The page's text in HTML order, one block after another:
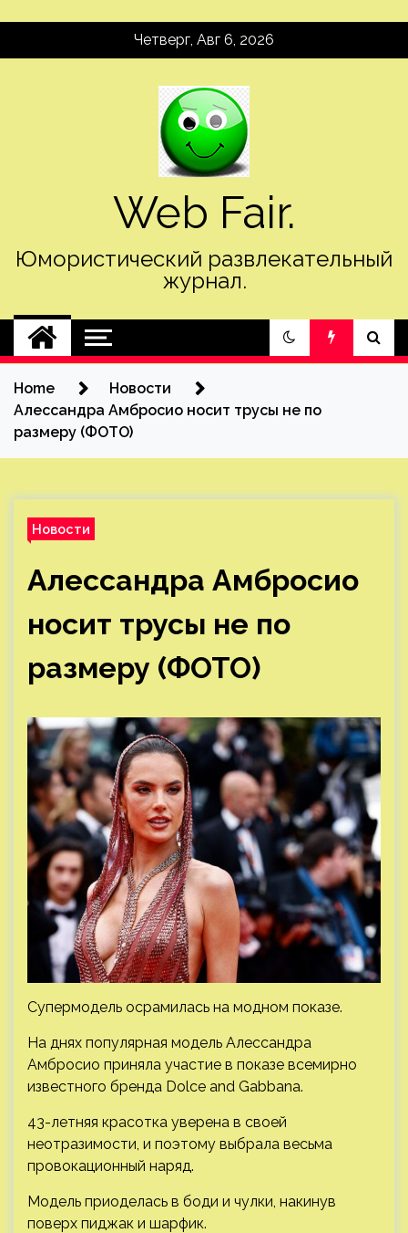
Четверг, Авг 6, 2026
Web Fair.
Юмористический развлекательный
журнал.
Home
Новости
Алессандра Амбросио носит трусы не по
размеру (ФОТО)
Новости
Алессандра Амбросио
носит трусы не по
размеру (ФОТО)
Супермодель осрамилась на модном показе.
На днях популярная модель Алессандра
Амбросио приняла участие в показе всемирно
известного бренда Dolce and Gabbana.
43-летняя красотка уверена в своей
неотразимости, и поэтому выбрала весьма
провокационный наряд.
Модель приоделась в боди и чулки, накинув
поверх пиджак и шарфик.